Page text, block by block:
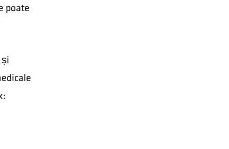
poate